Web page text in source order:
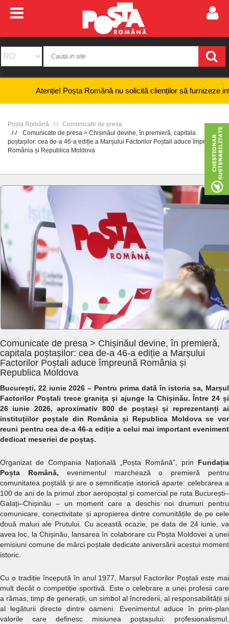
Atenție! Poșta Română nu solicită clienților să furnizeze informații
Poșta Română
Comunicate de presa
Comunicate de presa > Chișinăul devine, în premieră, capitala
poștașilor: cea de-a 46-a ediție a Marșului Factorilor Poștali aduce împreună
România și Republica Moldova
Comunicate de presa > Chișinăul devine, în premieră,
capitala poștașilor: cea de-a 46-a ediție a Marșului
Factorilor Poștali aduce împreună România și
Republica Moldova
București, 22 iunie 2026 – Pentru prima dată în istoria sa, Marșul
Factorilor Poștali trece granița și ajunge la Chișinău. Între 24 și
26 iunie 2026, aproximativ 800 de poștași și reprezentanți ai
instituțiilor poștale din România și Republica Moldova se vor
reuni pentru cea de-a 46-a ediție a celui mai important eveniment
dedicat meseriei de poștaș.
Organizat de Compania Națională „Poșta Română”, prin Fundația
Poșta Română, evenimentul marchează o premieră pentru
comunitatea poștală și are o semnificație istorică aparte: celebrarea a
100 de ani de la primul zbor aeropoștal și comercial pe ruta București–
Galați–Chișinău – un moment care a deschis noi drumuri pentru
comunicare, conectivitate și apropierea dintre comunitățile de pe cele
două maluri ale Prutului. Cu această ocazie, pe data de 24 iunie, va
avea loc, la Chișinău, lansarea în colaborare cu Poșta Moldovei a unei
emisiuni comune de mărci poștale dedicate aniversării acestui moment
istoric.
Cu o tradiție începută în anul 1977, Marșul Factorilor Poștali este mai
mult decât o competiție sportivă. Este o celebrare a unei profesii care
a rămas, timp de generații, un simbol al încrederii, al responsabilității și
al legăturii directe dintre oameni. Evenimentul aduce în prim-plan
valorile care definesc misiunea poștașului: profesionalismul,